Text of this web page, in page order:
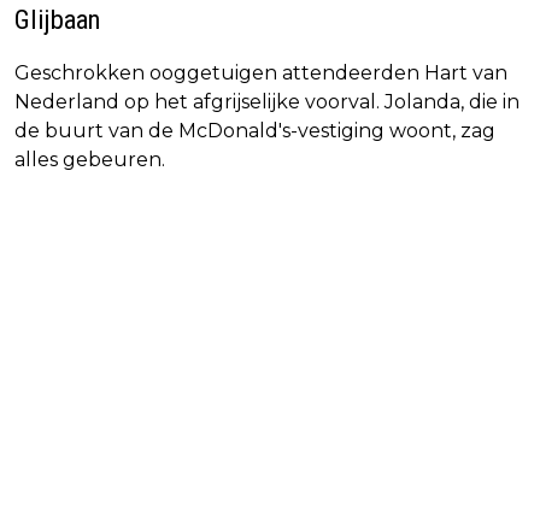
Glijbaan
Geschrokken ooggetuigen attendeerden Hart van
Nederland op het afgrijselijke voorval. Jolanda, die in
de buurt van de McDonald's-vestiging woont, zag
alles gebeuren.